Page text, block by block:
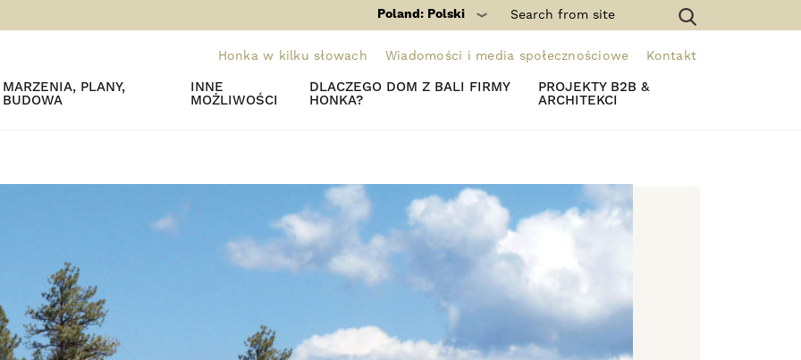
Poland: Polski
Honka w kilku słowach Wiadomości i media społecznościowe Kontakt
MARZENIA, PLANY,
BUDOWA
INNE
MOŻLIWOŚCI
DLACZEGO DOM Z BALI FIRMY
HONKA?
PROJEKTY B2B &
ARCHITEKCI